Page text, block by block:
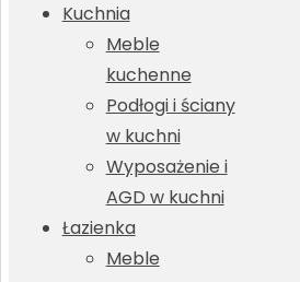
Kuchnia
Meble
kuchenne
Podłogi i ściany
w kuchni
Wyposażenie i
AGD w kuchni
Łazienka
Meble